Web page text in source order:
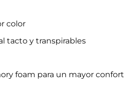
color
tacto y transpirables
foam para un mayor confort